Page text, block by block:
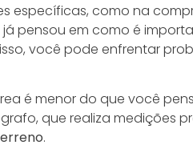
específicas, como na
pensou em como é
você pode enfrentar
é menor do que você
que realiza medições
.